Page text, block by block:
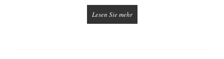
Lesen Sie mehr